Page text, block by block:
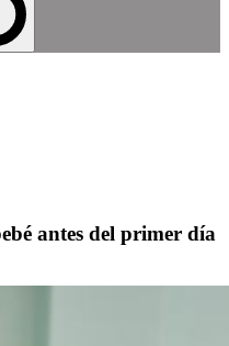
antes del primer día